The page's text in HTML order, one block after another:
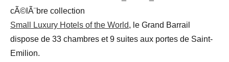
cÃ©lÃ¨bre collection
Small Luxury Hotels of the World, le Grand Barrail
dispose de 33 chambres et 9 suites aux portes de Saint-
Emilion.